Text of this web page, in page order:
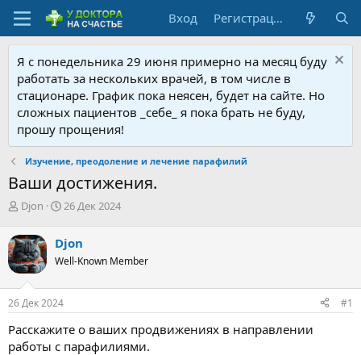
Вход Регистрация
Я с понедельника 29 июня примерно на месяц буду
работать за нескольких врачей, в том числе в
стационаре. График пока неясен, будет на сайте. Но
сложных пациентов _себе_ я пока брать не буду,
прошу прощения!
Изучение, преодоление и лечение парафилий
Ваши достижения.
А
т
о
р
т
е
м
Djon
Д
а
н
ч
а
а
26 Дек 2024
Djon
Well-Known Member
26 Дек 2024 #1
Расскажите о ваших продвижениях в направлении
работы с парафилиями.